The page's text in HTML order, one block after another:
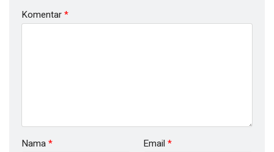
Komentar*
Nama* Email *